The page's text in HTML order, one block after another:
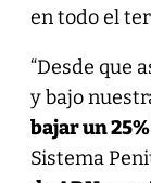
en todo el
“Desde que
y bajo
bajar un
Sistema